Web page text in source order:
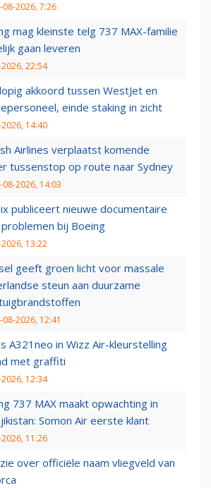
08-2026, 7:26
mag kleinste telg 737 MAX-familie
gaan leveren
22:54
akkoord tussen WestJet en
einde staking in zicht
14:40
Airlines verplaatst komende
tussenstop op route naar Sydney
08-2026, 14:03
publiceert nieuwe documentaire
bij Boeing
13:22
geeft groen licht voor massale
steun aan duurzame
08-2026, 12:41
A321neo in Wizz Air-kleurstelling
met graffiti
12:34
737 MAX maakt opwachting in
Somon Air eerste klant
11:26
over officiële naam vliegveld van